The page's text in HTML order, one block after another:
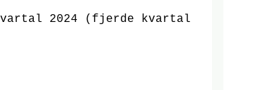
2024 (fjerde kvartal